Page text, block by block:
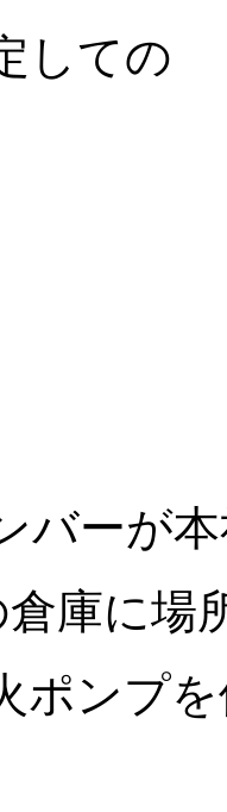
しての
バーが
庫に場
ポンプ